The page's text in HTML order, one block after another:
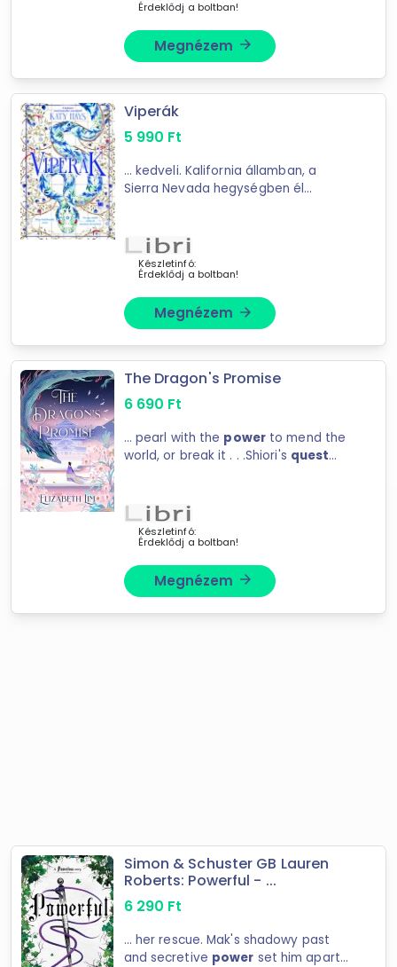
tovább válogatok »
Forgalmazók
Érdeklődj a boltban!
Megnézem arrow_forward
Viperák
5 990 Ft
... kedveli. Kalifornia államban, a
Sierra Nevada hegységben él
Készletinfó:
Érdeklődj a boltban!
Megnézem arrow_forward
The Dragon's Promise
6 690 Ft
... pearl with the powerto mend the
world, or break it . . .Shiori's quest
power, jumping to Shiori's aid one
minute, ...
Készletinfó:
Érdeklődj a boltban!
Megnézem arrow_forward
Simon & Schuster GB Lauren
Roberts: Powerful - ...
6 290 Ft
... her rescue. Mak's shadowy past
and secretive power set him apart